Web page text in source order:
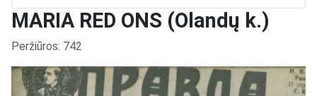
geschreven en gebonden – naar
verluidt op kleine stukjes papier,
– terwijl zij gevangen zaten in een
dwangarbeidskamp in Siberië. Het
MARIA RED ONS (Olandų k.)
Išsami informacija
Peržiūros: 742